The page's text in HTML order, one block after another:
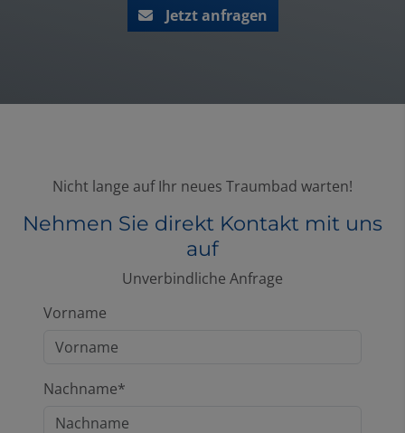
Jetzt anfragen
Nicht lange auf Ihr neues Traumbad warten!
Nehmen Sie direkt Kontakt mit uns
auf
Unverbindliche Anfrage
Vorname
Nachname*